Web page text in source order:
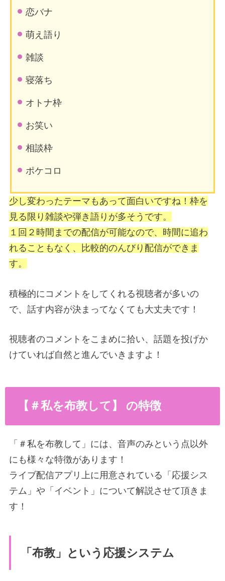
恋バナ
萌え語り
雑談
寝落ち
オトナ枠
お笑い
相談枠
ポケコロ
少し変わったテーマもあって面白いですね！枠を
見る限り雑談や弾き語りが多そうです。
１回２時間までの配信が可能なので、時間に追わ
れることもなく、比較的のんびり配信ができま
す。
積極的にコメントをしてくれる視聴者が多いの
で、話す内容が決まってなくても大丈夫です！
視聴者のコメントをこまめに拾い、話題を投げか
けていれば自然と進んでいきますよ！
【＃私を布教して】 の特徴
「＃私を布教して」には、音声のみという点以外
にも様々な特徴があります！
ライブ配信アプリ上に用意されている「応援シス
テム」や「イベント」について解説させて頂きま
す！
「布教」という応援システム